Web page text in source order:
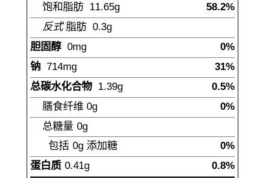
饱和脂肪 11.65g
58.2%
反式脂肪 0.3g
胆固醇 0mg
0%
钠 714mg
31%
总碳水化合物 1.39g
0.5%
膳食纤维 0g
0%
总糖量 0g
包括 0g 添加糖
0%
蛋白质 0.41g 0.8%